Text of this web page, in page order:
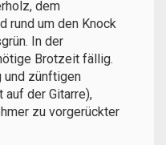
dem
rund um den Knock
In der
Brotzeit fällig.
und zünftigen
der Gitarre),
zu vorgerückter